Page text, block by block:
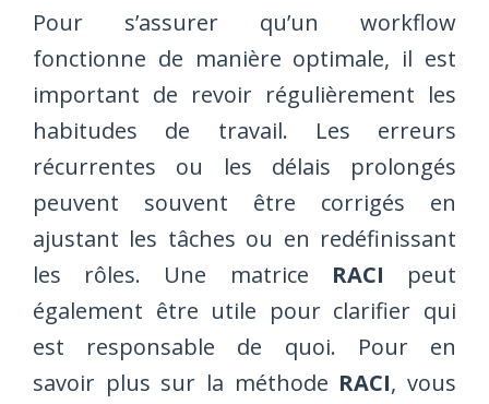
Pour s’assurer qu’un workflow
fonctionne de manière optimale, il est
important de revoir régulièrement les
habitudes de travail. Les erreurs
récurrentes ou les délais prolongés
peuvent souvent être corrigés en
ajustant les tâches ou en redéfinissant
les rôles. Une matrice RACI peut
également être utile pour clarifier qui
est responsable de quoi. Pour en
savoir plus sur la méthode RACI, vous